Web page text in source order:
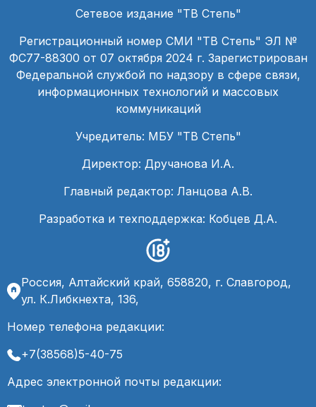
Сетевое издание "ТВ Степь"
Регистрационный номер СМИ "ТВ Степь" ЭЛ №
ФС77-88300 от 07 октября 2024 г. Зарегистрирован
Федеральной службой по надзору в сфере связи,
информационных технологий и массовых
коммуникаций
Учредитель: МБУ "ТВ Степь"
Директор: Дручанова И.А.
Главный редактор: Ланцова А.В.
Разработка и техподдержка: Кобцев Д.А.
Россия, Алтайский край, 658820, г. Славгород,
ул. К.Либкнехта, 136,
Номер телефона редакции:
+7(38568)5-40-75
Адрес электронной почты редакции: